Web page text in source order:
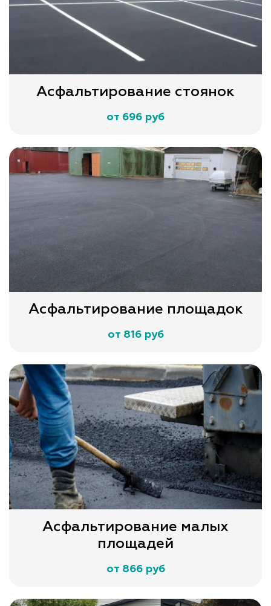
Асфальтирование стоянок
от 696 руб
Асфальтирование площадок
от 816 руб
Асфальтирование малых
площадей
от 866 руб